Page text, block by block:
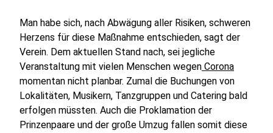
Man habe sich, nach Abwägung aller Risiken, schweren
Herzens für diese Maßnahme entschieden, sagt der
Verein. Dem aktuellen Stand nach, sei jegliche
Veranstaltung mit vielen Menschen wegen Corona
momentan nicht planbar. Zumal die Buchungen von
Lokalitäten, Musikern, Tanzgruppen und Catering bald
erfolgen müssten. Auch die Proklamation der
Prinzenpaare und der große Umzug fallen somit diese